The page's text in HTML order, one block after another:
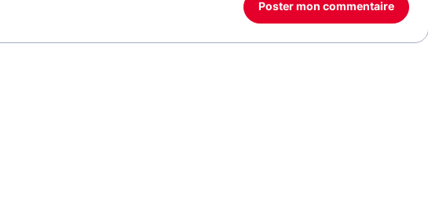
Poster mon commentaire